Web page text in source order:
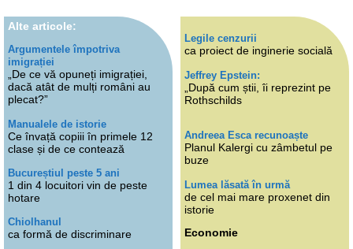
Alte articole:
Argumentele împotriva
imigrației
„De ce vă opuneți imigrației,
dacă atât de mulți români au
plecat?”
Manualele de istorie
Ce învață copiii în primele 12
clase și de ce contează
Bucureștiul peste 5 ani
1 din 4 locuitori vin de peste
hotare
Chiolhanul
ca formă de discriminare
Legile cenzurii
ca proiect de inginerie socială
Jeffrey Epstein:
„După cum știi, îi reprezint pe
Rothschilds
Andreea Esca recunoaște
Planul Kalergi cu zâmbetul pe
buze
Lumea lăsată în urmă
de cel mai mare proxenet din
istorie
Economie